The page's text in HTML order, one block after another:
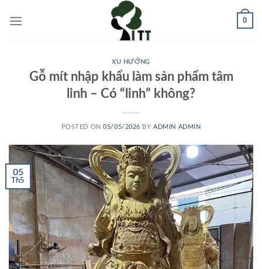
0
XU HƯỚNG
Gỗ mít nhập khẩu làm sản phẩm tâm
linh – Có “linh” không?
POSTED ON05/05/2026 BYADMIN ADMIN
05
Th5